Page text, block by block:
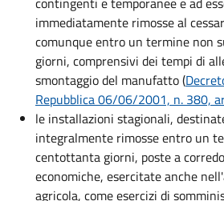
immediatamente rimosse al
comunque entro un termine non
giorni, comprensivi dei tempi di
smontaggio del manufatto (
Repubblica 06/06/2001, n. 380,
le installazioni stagionali,
integralmente rimosse entro un
centottanta giorni, poste a
economiche, esercitate anche
agricola, come esercizi di